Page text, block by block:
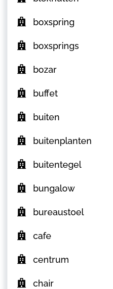
boxspring
boxsprings
bozar
buffet
buiten
buitenplanten
buitentegel
bungalow
bureaustoel
cafe
centrum
chair